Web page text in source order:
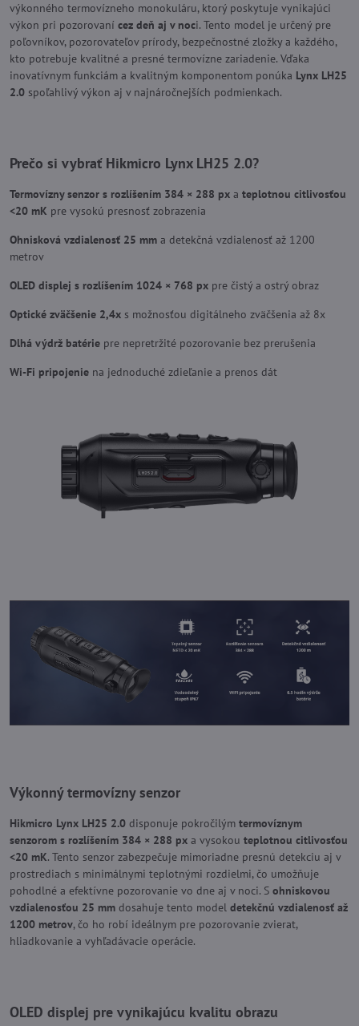
výkonného termovízneho monokuláru, ktorý poskytuje vynikajúci
výkon pri pozorovaní cez deň aj v noci. Tento model je určený pre
poľovníkov, pozorovateľov prírody, bezpečnostné zložky a každého,
kto potrebuje kvalitné a presné termovízne zariadenie. Vďaka
inovatívnym funkciám a kvalitným komponentom ponúka Lynx LH25
2.0 spoľahlivý výkon aj v najnáročnejších podmienkach.
Prečo si vybrať Hikmicro Lynx LH25 2.0?
Termovízny senzor s rozlíšením 384 × 288 px a teplotnou citlivosťou
<20 mK pre vysokú presnosť zobrazenia
Ohnisková vzdialenosť 25 mm a detekčná vzdialenosť až 1200
metrov
OLED displej s rozlíšením 1024 × 768 px pre čistý a ostrý obraz
Optické zväčšenie 2,4x s možnosťou digitálneho zväčšenia až 8x
Dlhá výdrž batérie pre nepretržité pozorovanie bez prerušenia
Wi-Fi pripojenie na jednoduché zdieľanie a prenos dát
Výkonný termovízny senzor
Hikmicro Lynx LH25 2.0 disponuje pokročilým termovíznym
senzorom s rozlíšením 384 × 288 px a vysokou teplotnou citlivosťou
<20 mK. Tento senzor zabezpečuje mimoriadne presnú detekciu aj v
prostrediach s minimálnymi teplotnými rozdielmi, čo umožňuje
pohodlné a efektívne pozorovanie vo dne aj v noci. S ohniskovou
vzdialenosťou 25 mm dosahuje tento model detekčnú vzdialenosť až
1200 metrov, čo ho robí ideálnym pre pozorovanie zvierat,
hliadkovanie a vyhľadávacie operácie.
OLED displej pre vynikajúcu kvalitu obrazu